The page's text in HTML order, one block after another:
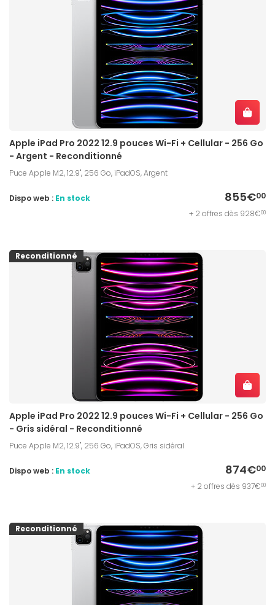
Apple iPad Pro 2022 12.9 pouces Wi-Fi + Cellular - 256 Go
- Argent - Reconditionné
Puce Apple M2, 12.9", 256 Go, iPadOS, Argent
855€00
Dispo web : En stock
+ 2 offres dès 928€00
Reconditionné
Apple iPad Pro 2022 12.9 pouces Wi-Fi + Cellular - 256 Go
- Gris sidéral - Reconditionné
Puce Apple M2, 12.9", 256 Go, iPadOS, Gris sidéral
874€00
Dispo web : En stock
+ 2 offres dès 937€00
Reconditionné